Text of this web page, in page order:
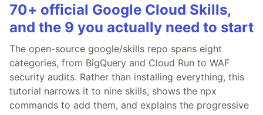
70+ official Google Cloud Skills,
and the 9 you actually need to start
The open-source google/skills repo spans eight
categories, from BigQuery and Cloud Run to WAF
security audits. Rather than installing everything, this
tutorial narrows it to nine skills, shows the npx
commands to add them, and explains the progressive